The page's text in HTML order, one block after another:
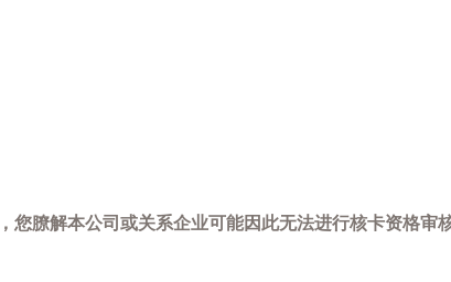
膫解本公司或关系企业可能因此无法进行核卡资格审